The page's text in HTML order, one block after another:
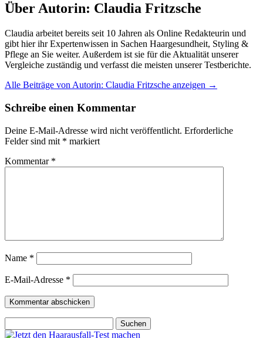
Über Autorin: Claudia Fritzsche
Claudia arbeitet bereits seit 10 Jahren als Online Redakteurin und
gibt hier ihr Expertenwissen in Sachen Haargesundheit, Styling &
Pflege an Sie weiter. Außerdem ist sie für die Aktualität unserer
Vergleiche zuständig und verfasst die meisten unserer Testberichte.
Alle Beiträge von Autorin: Claudia Fritzsche anzeigen →
Schreibe einen Kommentar
Deine E-Mail-Adresse wird nicht veröffentlicht. Erforderliche
Felder sind mit * markiert
Kommentar *
Name *
E-Mail-Adresse *
nach: